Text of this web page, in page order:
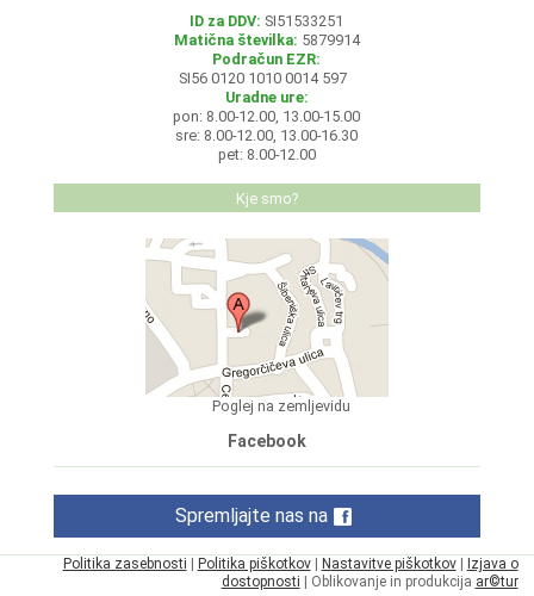
ID za DDV: SI51533251
Matična številka: 5879914
Podračun EZR:
SI56 0120 1010 0014 597
Uradne ure:
pon: 8.00-12.00, 13.00-15.00
sre: 8.00-12.00, 13.00-16.30
pet: 8.00-12.00
Kje smo?
Poglej na zemljevidu
Facebook
Spremljajte nas na
Politika zasebnosti Politika piškotkov| Nastavitve piškotkov|
Izjava o
dostopnosti | Oblikovanje in produkcija ar©tur